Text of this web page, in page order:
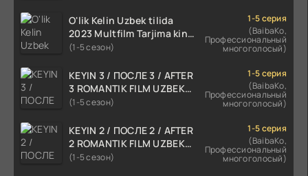
O'lik Kelin Uzbek tilida
2023 Multfilm Tarjima kino
skachat
(1-5 сезон)
1-5 серия
(BaibaKo,
Профессиональный
многоголосый)
KEYIN 3 / ПОСЛЕ 3 / AFTER
3 ROMANTIK FILM UZBEK
TILIDA 2021 TARJIMA FILM
(1-5 сезон)
1-5 серия
(BaibaKo,
Профессиональный
многоголосый)
KEYIN 2 / ПОСЛЕ 2 / AFTER
2 ROMANTIK FILM UZBEK
TILIDA 2020 TARJIMA FILM
(1-5 сезон)
1-5 серия
(BaibaKo,
Профессиональный
многоголосый)